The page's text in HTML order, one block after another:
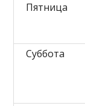
Пятница
Суббота